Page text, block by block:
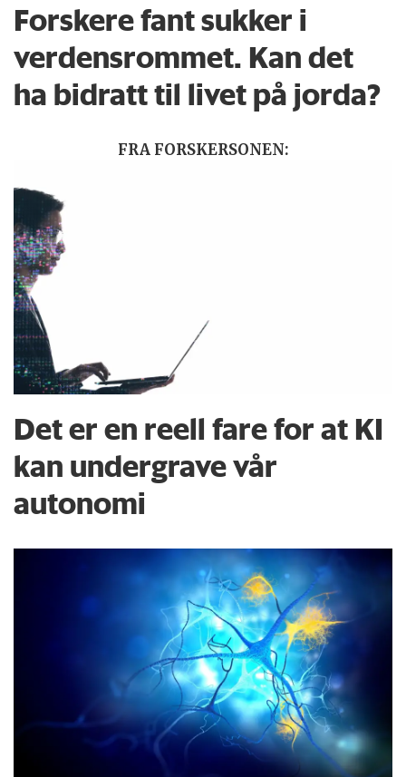
Forskere fant sukker i
verdensrommet. Kan det
ha bidratt til livet på jorda?
FRA FORSKERSONEN:
Det er en reell fare for at KI
kan undergrave vår
autonomi